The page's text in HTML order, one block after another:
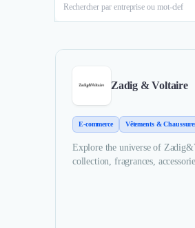
Zadig & Voltaire
E-commerce Vêtements &
Explore the universe of
collection, fragrances,